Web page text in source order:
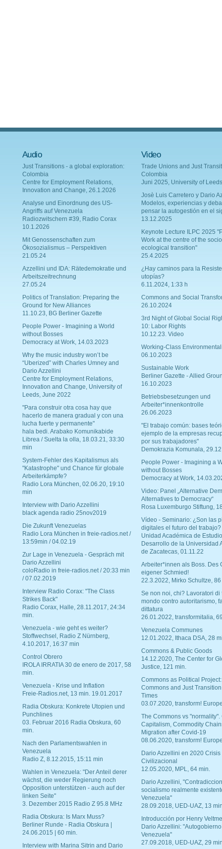
Audio
Just Transitions - a global exploration:
Colombia
Centre for Employment Relations,
Innovation and Change, 26.1.2026
Analyse und Einordnung des US-
Angriffs auf Venezuela
Radiozwitschern #39, Radio Corax
10.1.2026
Mit Genossenschaften zum
Ökosozialismus – Perspektiven
21.05.24
Azzellini und IDA: Rätedemokratie und
Arbeitszeitrechnung
27.05.24
Politics of Translation: Preparing the
Ground for New Alliances
11.10.23, BG Berliner Gazette
People Power - Imagining a World
without Bosses
Democracy at Work, 14.03.2023
Why the music industry won’t be
“Uberized” with Charles Umney and
Dario Azzellini
Centre for Employment Relations,
Innovation and Change, University of
Leeds, June 2022
"Para construir otra cosa hay que
hacerlo de manera gradual y con una
lucha fuerte y permanente"
hala bedi. Arabako Komunikabide
Librea / Suelta la olla, 18.03.21, 33:30
min
System-Fehler des Kapitalismus als
"Katastrophe" und Chance für globale
Arbeiterkämpfe?
Radio Lora München, 02.06.20, 19:10
min
Interview with Dario Azzellini
black agenda radio 25nov2019
Die Zukunft Venezuelas
Radio Lora München in freie-radios.net /
13:59min / 04.02.19
Zur Lage in Venezuela - Gespräch mit
Dario Azzellini
coloRadio in freie-radios.net / 20:33 min
/ 07.02.2019
Interview Radio Corax: "The Class
Strikes Back"
Radio Corax, Halle, 28.11.2017, 24:34
min.
Venezuela - wie geht es weiter?
Stoffwechsel, Radio Z Nürnberg,
4.10.2017, 16:37 min
Control Obrero
IROLA IRRATIA 30 de enero de 2017, 58
min.
Venezuela - Krise und Inflation
Freie-Radios.net, 13 min. 19.01.2017
Radia Obskura: Konkrete Utopien und
Punchlines
03. Februar 2016 Radia Obskura, 60
min.
Nach den Parlamentswahlen in
Venezuela
Radio Z, 8.12.2015, 15:11 min
Wahlen in Venezuela: "Der Anteil derer
wächst, die weder Regierung noch
Opposition unterstützen - auch auf der
linken Seite"
3. Dezember 2015 Radio Z 95.8 MHz
Radia Obskura: Is Marx Muss?
Berliner Runde - Radia Obskura |
24.06.2015 | 60 min.
Interview with Marina Sitrin and Dario
Video
Trade Unions and Just
Colombia
Juni 2025, University of Leeds
Josè Luis Carretero y Dario
Modelos, experiencias y
pensar la autogestión en el
13.12.2025
Keynote Lecture ILPC 2025
Work at the centre of the
ecological transition"
25.4.2025
¿Hay caminos para la
utopías?
6.11.2024, 1:33 h
Commons and Social
26.10.2024
3rd Night of Global Social
10: Labor Rights
10.12.23. Video
Working-Class
06.10.2023
Sustainable Work
Berliner Gazette - Allied
16.10.2023
Betriebsbesetzungen und
Arbeiter*innenkontrolle
26.06.2023
"El trabajo común: bases
ejemplo de la empresas
por sus trabajadores"
Demokrazia Komunala,
People Power - Imagining a
without Bosses
Democracy at Work,
Video: Panel „Alternative
Alternatives to Democracy“
Rosa Luxemburgo Stiftung,
Vídeo - Seminario: ¿Son las
digitales el futuro del trabajo?
Unidad Académica de
Desarrollo de la Universidad
de Zacatecas, 01.11.22
Arbeiter*innen als Boss. Des
eigener Schmied!
22.3.2022, Mirko Schultze, 86
Se non noi, chi? Lavoratori di
mondo contro autoritarismo,
dittatura
26.01.2022, transformitalia,
Venezuela Communes
12.01.2022, Ithaca DSA, 28
Commons & Public Goods
14.12.2020, The Center for
Justice, 121 min.
Commons as Political Project:
Commons and Just
Times
03.07.2020, transform!
The Commons vs "normality".
Capitalism, Commodity
Migration after Covid-19
08.06.2020, transform!
Dario Azzellini en 2020 Crisis
Civilizacional
12.05.2020, MPL, 64 min.
Dario Azzellini,
socialismo realmente
Venezuela"
28.09.2018, UED-UAZ, 13
Introducción por Henry
Dario Azzellini:
Venezuela"
27.09.2018, UED-UAZ, 29